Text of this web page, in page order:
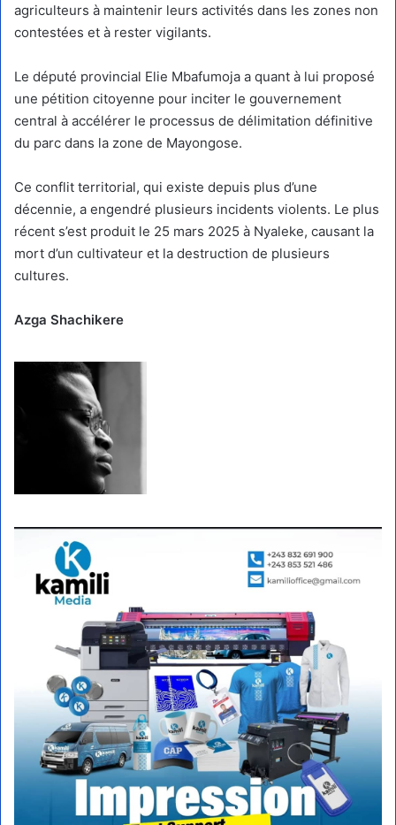
agriculteurs à maintenir leurs activités dans les zones non
contestées et à rester vigilants.
Le député provincial Elie Mbafumoja a quant à lui proposé
une pétition citoyenne pour inciter le gouvernement
central à accélérer le processus de délimitation définitive
du parc dans la zone de Mayongose.
Ce conflit territorial, qui existe depuis plus d’une
décennie, a engendré plusieurs incidents violents. Le plus
récent s’est produit le 25 mars 2025 à Nyaleke, causant la
mort d’un cultivateur et la destruction de plusieurs
cultures.
Azga Shachikere